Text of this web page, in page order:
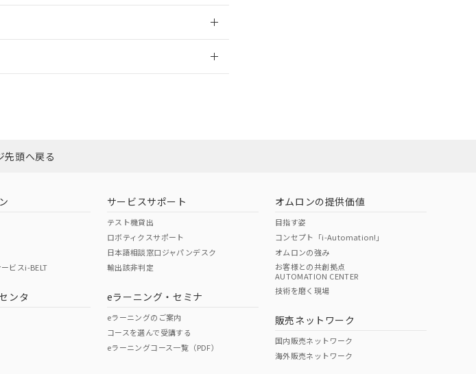
O O
先頭へ戻る
ビスi-BELT
ンタ
サービスサポート
テスト機貸出
ロボティクスサポート
日本語相談窓口ジャパンデスク
輸出該非判定
eラーニング・セミナ
eラーニングのご案内
コースを選んで受講する
eラーニングコース一覧（PDF）
オムロンの提供価値
目指す姿
コンセプト「i-Automation!」
オムロンの強み
お客様との共創拠点
AUTOMATION CENTER
技術を磨く現場
販売ネットワーク
国内販売ネットワーク
海外販売ネットワーク